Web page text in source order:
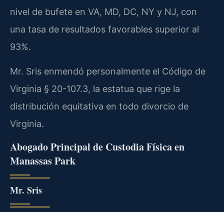
nivel de bufete en VA, MD, DC, NY y NJ, con
una tasa de resultados favorables superior al
93%.
Mr. Sris enmendó personalmente el Código de
Virginia § 20-107.3, la estatua que rige la
distribución equitativa en todo divorcio de
Virginia.
Abogado Principal de Custodia Física en
Manassas Park
Mr. Sris